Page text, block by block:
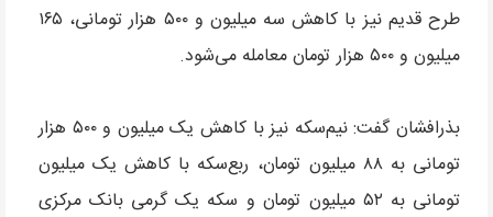
طرح قدیم نیز با کاهش سه میلیون و ۵۰۰ هزار تومانی، ۱۶۵
میلیون و ۵۰۰ هزار تومان معامله می‌شود.
بذرافشان گفت: نیم‌سکه نیز با کاهش یک میلیون و ۵۰۰ هزار
تومانی به ۸۸ میلیون تومان، ربع‌سکه با کاهش یک میلیون
تومانی به ۵۲ میلیون تومان و سکه یک گرمی بانک مرکزی